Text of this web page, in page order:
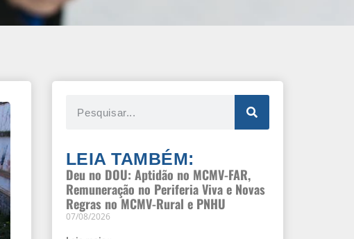
LEIA TAMBÉM:
Deu no DOU: Aptidão no MCMV-FAR,
Remuneração no Periferia Viva e Novas
Regras no MCMV-Rural e PNHU
07/08/2026